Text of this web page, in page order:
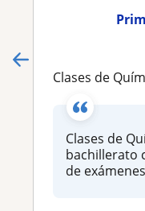
Clases de Química y
Clases de
bachillerato
de